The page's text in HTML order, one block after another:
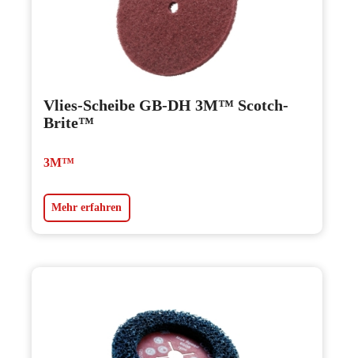
Vlies-Scheibe GB-DH 3M™ Scotch-
Brite™
3M™
Mehr erfahren